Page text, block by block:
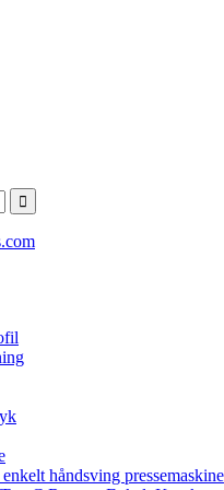
håndsving pressemaskine